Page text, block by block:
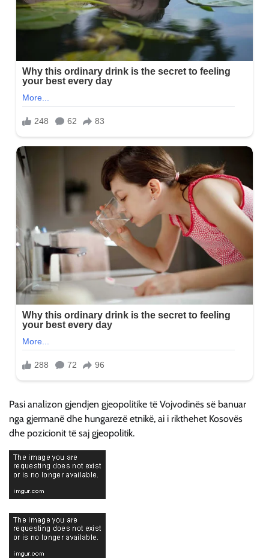
Pasi analizon gjendjen gjeopolitike të Vojvodinës së banuar
nga gjermanë dhe hungarezë etnikë, ai i rikthehet Kosovës
dhe pozicionit të saj gjeopolitik.